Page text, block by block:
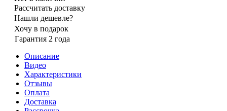
Рассчитать доставку
Нашли дешевле?
Хочу в подарок
Гарантия 2 года
Описание
Видео
Характеристики
Отзывы
Оплата
Доставка